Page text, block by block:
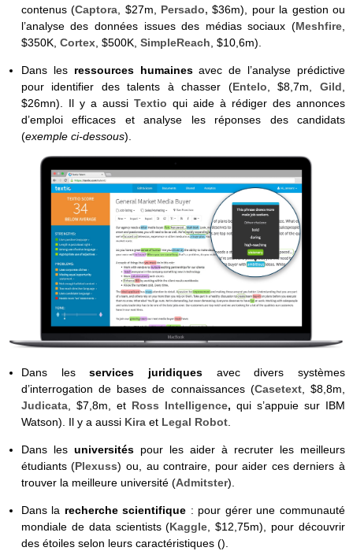
contenus (Captora , $27m, Persado,$36m), pour la gestion ou
l’analyse des données issues des médias sociaux (Meshfire
$350K, Cortex, $500K, SimpleReach , $10,6m).
Dans les ressources humainesavec de l’analyse prédictive
pour identifier des talents à chasser (Entelo , $8,7m,Gild
$26mn). Il y a aussi Textio qui aide à rédiger des annonces
d’emploi efficaces et analyse les réponses des candidats
(exemple ci-dessous).
Dans lesservices juridiques avec divers systèmes
d’interrogation de bases de connaissances (Casetext, $8,8m,
Judicata, $7,8m, et Ross Intelligence, qui s’appuie sur IBM
Watson).
Il y a aussi Kiraet Legal Robot.
Dans les universités pour les aider à recruter les meilleurs
étudiants (Plexuss) ou, au contraire, pour aider ces derniers à
trouver la meilleure université (Admitster).
Dans la recherche scientifique : pour gérer une communauté
mondiale de data scientists (Kaggle , $12,75m), pour découvrir
des étoiles selon leurs caractéristiques ().